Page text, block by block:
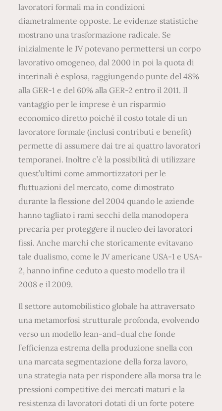
lavoratori formali ma in condizioni
diametralmente opposte. Le evidenze statistiche
mostrano una trasformazione radicale. Se
inizialmente le JV potevano permettersi un corpo
lavorativo omogeneo, dal 2000 in poi la quota di
interinali è esplosa, raggiungendo punte del 48%
alla GER-1 e del 60% alla GER-2 entro il 2011. Il
vantaggio per le imprese è un risparmio
economico diretto poiché il costo totale di un
lavoratore formale (inclusi contributi e benefit)
permette di assumere dai tre ai quattro lavoratori
temporanei. Inoltre c’è la possibilità di utilizzare
quest’ultimi come ammortizzatori per le
fluttuazioni del mercato, come dimostrato
durante la flessione del 2004 quando le aziende
hanno tagliato i rami secchi della manodopera
precaria per proteggere il nucleo dei lavoratori
fissi. Anche marchi che storicamente evitavano
tale dualismo, come le JV americane USA-1 e USA-
2, hanno infine ceduto a questo modello tra il
2008 e il 2009.
Il settore automobilistico globale ha attraversato
una metamorfosi strutturale profonda, evolvendo
verso un modello lean-and-dual che fonde
l’efficienza estrema della produzione snella con
una marcata segmentazione della forza lavoro,
una strategia nata per rispondere alla morsa tra le
pressioni competitive dei mercati maturi e la
resistenza di lavoratori dotati di un forte potere